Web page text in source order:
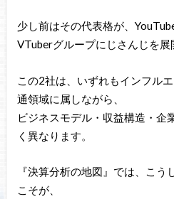
少し前はその代表格が、
VTuberグループにじさんじを展
この2社は、いずれもインフル
通領域に属しながら、
ビジネスモデル・収益構造・企
く異なります。
『決算分析の地図』では、こ
こそが、